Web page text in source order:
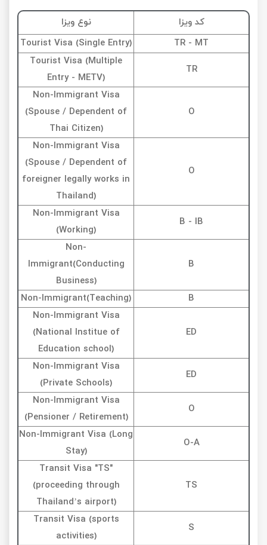
کد ویزا
نوع ویزا
TR - MT
Tourist Visa (Single Entry)
TR
Tourist Visa (Multiple
Entry - METV)
O
Non-Immigrant Visa
(Spouse / Dependent of
Thai Citizen)
O
Non-Immigrant Visa
(Spouse / Dependent of
foreigner legally works in
Thailand)
B - IB
Non-Immigrant Visa
(Working)
B
Non-
Immigrant(Conducting
Business)
B
Non-Immigrant(Teaching)
ED
Non-Immigrant Visa
(National Institue of
Education school)
ED
Non-Immigrant Visa
(Private Schools)
O
Non-Immigrant Visa
(Pensioner / Retirement)
O-A
Non-Immigrant Visa (Long
Stay)
TS
Transit Visa "TS"
(proceeding through
Thailand’s airport)
S
Transit Visa (sports
activities)